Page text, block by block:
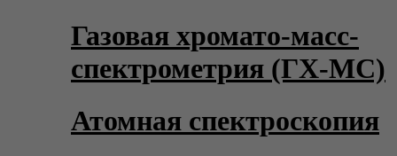
Газовая хромато-масс-
спектрометрия (ГХ-МС)
Атомная спектроскопия